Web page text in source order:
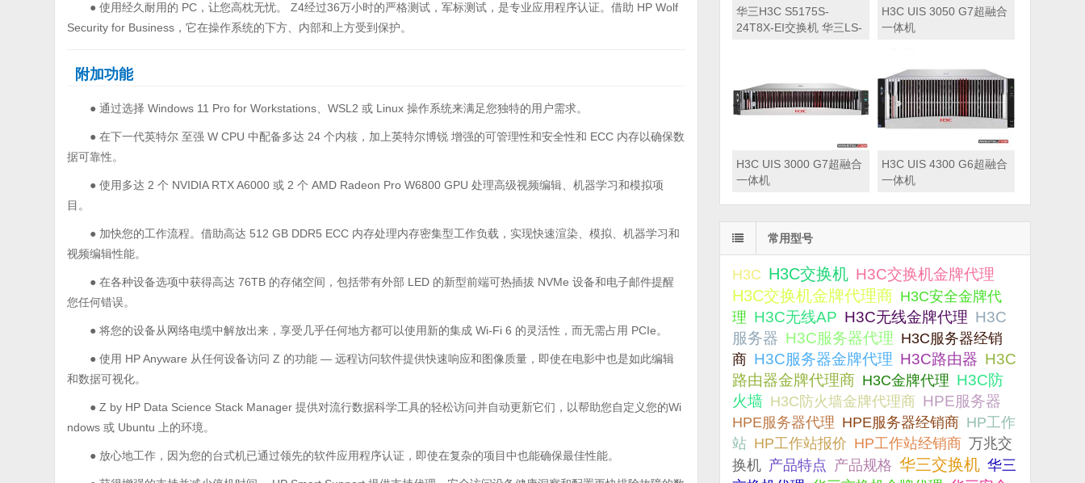
● 使用经久耐用的 PC，让您高枕无忧。 Z4经过36万小时的严格测试，军标测试，是专业应用程序认证。借助 HP Wolf
Security for Business，它在操作系统的下方、内部和上方受到保护。
附加功能
● 通过选择 Windows 11 Pro for Workstations、WSL2 或 Linux 操作系统来满足您独特的用户需求。
● 在下一代英特尔 至强 W CPU 中配备多达 24 个内核，加上英特尔博锐 增强的可管理性和安全性和 ECC 内存以确保数
据可靠性。
● 使用多达 2 个 NVIDIA RTX A6000 或 2 个 AMD Radeon Pro W6800 GPU 处理高级视频编辑、机器学习和模拟项
目。
● 加快您的工作流程。借助高达 512 GB DDR5 ECC 内存处理内存密集型工作负载，实现快速渲染、模拟、机器学习和
视频编辑性能。
● 在各种设备选项中获得高达 76TB 的存储空间，包括带有外部 LED 的新型前端可热插拔 NVMe 设备和电子邮件提醒
您任何错误。
● 将您的设备从网络电缆中解放出来，享受几乎任何地方都可以使用新的集成 Wi-Fi 6 的灵活性，而无需占用 PCIe。
● 使用 HP Anyware 从任何设备访问 Z 的功能 — 远程访问软件提供快速响应和图像质量，即使在电影中也是如此编辑
和数据可视化。
● Z by HP Data Science Stack Manager 提供对流行数据科学工具的轻松访问并自动更新它们，以帮助您自定义您的Wi
ndows 或 Ubuntu 上的环境。
● 放心地工作，因为您的台式机已通过领先的软件应用程序认证，即使在复杂的项目中也能确保最佳性能。
华三H3C S5175S-
24T8X-EI交换机 华三LS-
H3C UIS 3050 G7超融合
一体机
H3C UIS 3000 G7超融合
一体机
H3C UIS 4300 G6超融合
一体机
常用型号
H3C H3C交换机 H3C交换机金牌代理
H3C交换机金牌代理商 H3C安全金牌代
理 H3C无线AP H3C无线金牌代理 H3C
服务器 H3C服务器代理 H3C服务器经销
商 H3C服务器金牌代理 H3C路由器 H3C
路由器金牌代理商 H3C金牌代理 H3C防
火墙 H3C防火墙金牌代理商 HPE服务器
HPE服务器代理 HPE服务器经销商 HP工作
站 HP工作站报价 HP工作站经销商 万兆交
换机 产品特点 产品规格 华三交换机 华三